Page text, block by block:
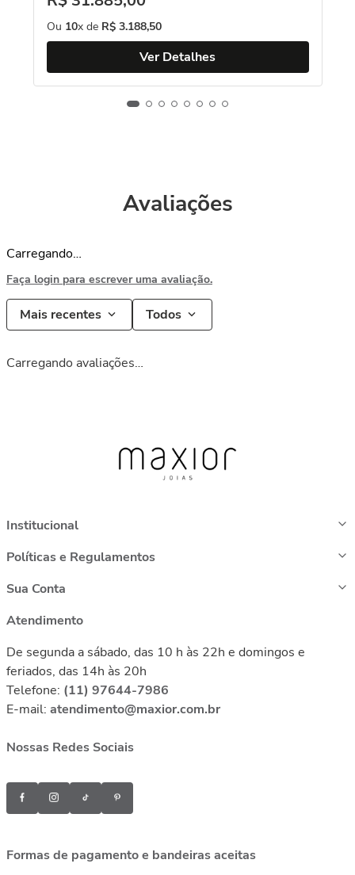
Ou 10x de R$ 3.188,50
Ver Detalhes
Avaliações
Carregando…
Faça login para escrever uma avaliação.
Mais recentes Todos
Carregando avaliações…
Institucional
Políticas e Regulamentos
Sua Conta
Atendimento
De segunda a sábado, das 10 h às 22h e domingos e
feriados, das 14h às 20h
Telefone: (11) 97644-7986
E-mail: atendimento@maxior.com.br
Nossas Redes Sociais
Formas de pagamento e bandeiras aceitas